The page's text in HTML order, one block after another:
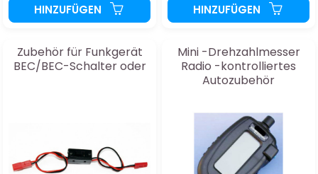
HINZUFÜGEN HINZUFÜGEN
Zubehör für Funkgerät
BEC/BEC-Schalter oder
Mini -Drehzahlmesser
Radio -kontrolliertes
Autozubehör